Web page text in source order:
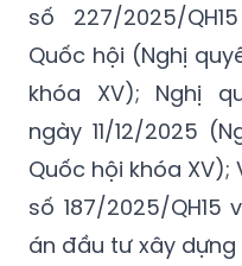
số 227/2025/
Quốc hội (Nghị
khóa XV); Nghị
ngày 11/12/2025
Quốc hội khóa XV);
số 187/2025/
án đầu tư xây